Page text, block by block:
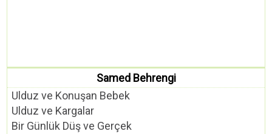
Samed Behrengi
Ulduz ve Konuşan Bebek
Ulduz ve Kargalar
Bir Günlük Düş ve Gerçek